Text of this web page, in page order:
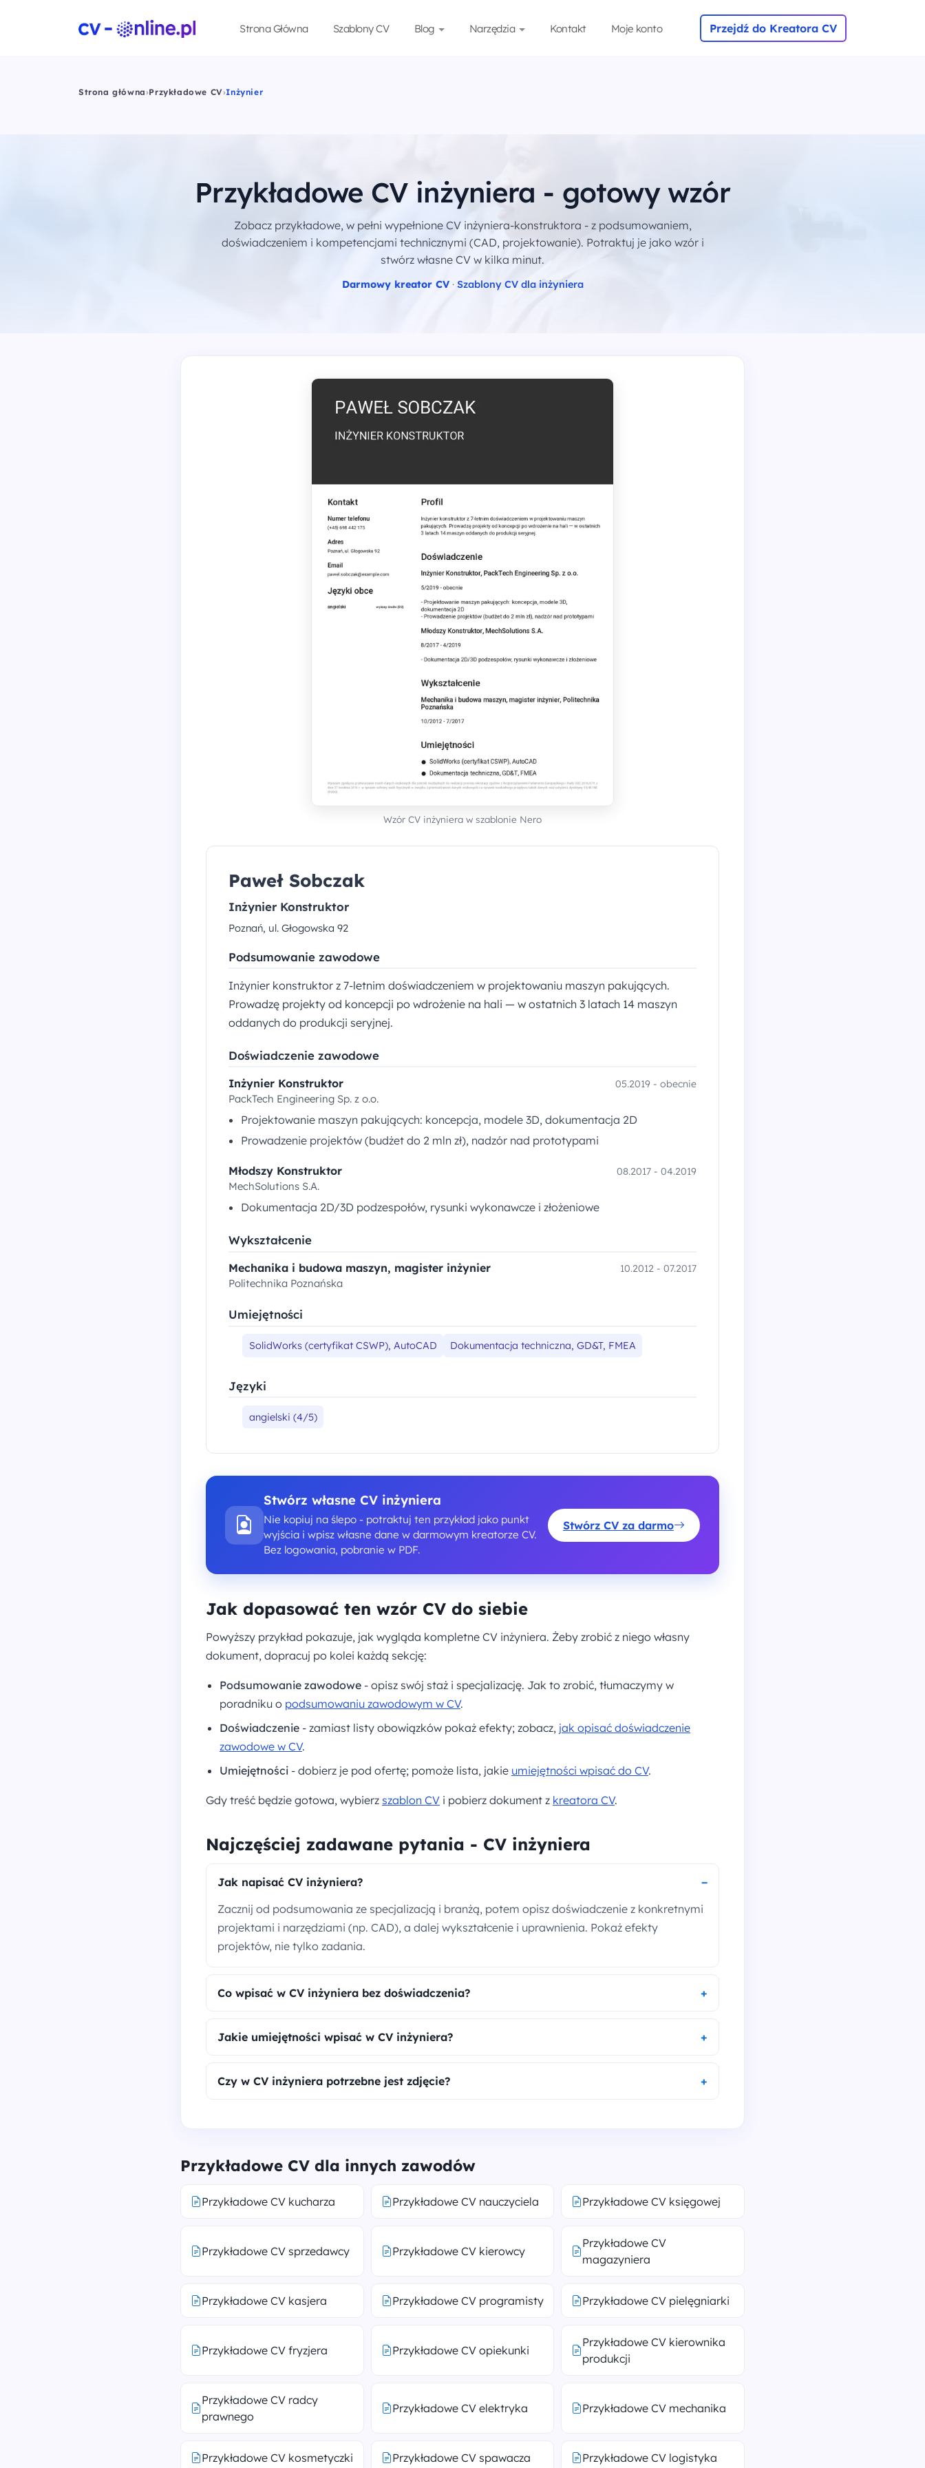
Strona Główna Szablony CV Blog Narzędzia Kontakt Moje konto Przejdź do Kreatora CV
Strona główna›Przykładowe CV›Inżynier
Przykładowe CV inżyniera - gotowy wzór
Zobacz przykładowe, w pełni wypełnione CV inżyniera-konstruktora - z podsumowaniem,
doświadczeniem i kompetencjami technicznymi (CAD, projektowanie). Potraktuj je jako wzór i
stwórz własne CV w kilka minut.
Darmowy kreator CV · Szablony CV dla inżyniera
Wzór CV inżyniera w szablonie Nero
Paweł Sobczak
Inżynier Konstruktor
Poznań, ul. Głogowska 92
Podsumowanie zawodowe
Inżynier konstruktor z 7-letnim doświadczeniem w projektowaniu maszyn pakujących.
Prowadzę projekty od koncepcji po wdrożenie na hali — w ostatnich 3 latach 14 maszyn
oddanych do produkcji seryjnej.
Doświadczenie zawodowe
Inżynier Konstruktor 05.2019 - obecnie
PackTech Engineering Sp. z o.o.
Projektowanie maszyn pakujących: koncepcja, modele 3D, dokumentacja 2D
Prowadzenie projektów (budżet do 2 mln zł), nadzór nad prototypami
Młodszy Konstruktor 08.2017 - 04.2019
MechSolutions S.A.
Dokumentacja 2D/3D podzespołów, rysunki wykonawcze i złożeniowe
Wykształcenie
Mechanika i budowa maszyn, magister inżynier 10.2012 - 07.2017
Politechnika Poznańska
Umiejętności
SolidWorks (certyfikat CSWP), AutoCAD Dokumentacja techniczna, GD&T, FMEA
Języki
angielski (4/5)
Stwórz własne CV inżyniera
Nie kopiuj na ślepo - potraktuj ten przykład jako punkt
wyjścia i wpisz własne dane w darmowym kreatorze CV.
Bez logowania, pobranie w PDF.
Stwórz CV za darmo
Jak dopasować ten wzór CV do siebie
Powyższy przykład pokazuje, jak wygląda kompletne CV inżyniera. Żeby zrobić z niego własny
dokument, dopracuj po kolei każdą sekcję:
Podsumowanie zawodowe - opisz swój staż i specjalizację. Jak to zrobić, tłumaczymy w
poradniku o podsumowaniu zawodowym w CV.
Doświadczenie - zamiast listy obowiązków pokaż efekty; zobacz, jak opisać doświadczenie
zawodowe w CV.
Umiejętności - dobierz je pod ofertę; pomoże lista, jakie umiejętności wpisać do CV.
Gdy treść będzie gotowa, wybierz szablon CV i pobierz dokument z kreatora CV.
Najczęściej zadawane pytania - CV inżyniera
Jak napisać CV inżyniera?
Zacznij od podsumowania ze specjalizacją i branżą, potem opisz doświadczenie z konkretnymi
projektami i narzędziami (np. CAD), a dalej wykształcenie i uprawnienia. Pokaż efekty
projektów, nie tylko zadania.
Co wpisać w CV inżyniera bez doświadczenia?
Jakie umiejętności wpisać w CV inżyniera?
Czy w CV inżyniera potrzebne jest zdjęcie?
Przykładowe CV dla innych zawodów
Przykładowe CV kucharza Przykładowe CV nauczyciela Przykładowe CV księgowej
Przykładowe CV sprzedawcy Przykładowe CV kierowcy
Przykładowe CV
magazyniera
Przykładowe CV kasjera Przykładowe CV programisty Przykładowe CV pielęgniarki
Przykładowe CV fryzjera Przykładowe CV opiekunki
Przykładowe CV kierownika
produkcji
Przykładowe CV radcy
prawnego
Przykładowe CV elektryka Przykładowe CV mechanika
Przykładowe CV kosmetyczki Przykładowe CV spawacza Przykładowe CV logistyka